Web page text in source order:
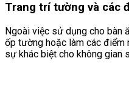
Trang trí tường và các
Ngoài việc sử dụng cho bàn
ốp tường hoặc làm các điểm
sự khác biệt cho không gian